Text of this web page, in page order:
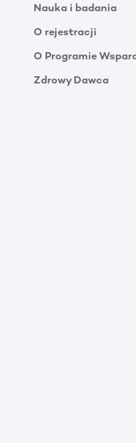
Nauka i badania
O rejestracji
O Programie
Zdrowy Dawca